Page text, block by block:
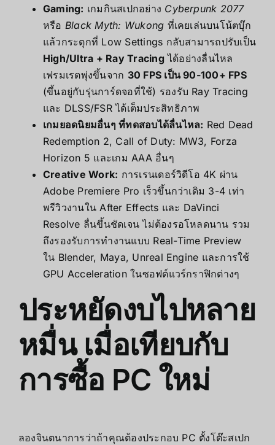
Gaming: เกมกินสเปกอย่าง Cyberpunk 2077
หรือ Black Myth: Wukong ที่เคยเล่นบนโน้ตบุ๊ก
แล้วกระตุกที่ Low Settings กลับสามารถปรับเป็น
High/Ultra + Ray Tracing ได้อย่างลื่นไหล
เฟรมเรตพุ่งขึ้นจาก 30 FPS เป็น 90-100+ FPS
(ขึ้นอยู่กับรุ่นการ์ดจอที่ใช้) รองรับ Ray Tracing
และ DLSS/FSR ได้เต็มประสิทธิภาพ
เกมยอดนิยมอื่นๆ ที่ทดสอบได้ลื่นไหล: Red Dead
Redemption 2, Call of Duty: MW3, Forza
Horizon 5 และเกม AAA อื่นๆ
Creative Work: การเรนเดอร์วิดีโอ 4K ผ่าน
Adobe Premiere Pro เร็วขึ้นกว่าเดิม 3-4 เท่า
พรีวิวงานใน After Effects และ DaVinci
Resolve ลื่นขึ้นชัดเจน ไม่ต้องรอโหลดนาน รวม
ถึงรองรับการทำงานแบบ Real-Time Preview
ใน Blender, Maya, Unreal Engine และการใช้
GPU Acceleration ในซอฟต์แวร์กราฟิกต่างๆ
ประหยัดงบไปหลาย
หมื่น เมื่อเทียบกับ
การซื้อ PC ใหม่
ลองจินตนาการว่าถ้าคุณต้องประกอบ PC ตั้งโต๊ะสเปก